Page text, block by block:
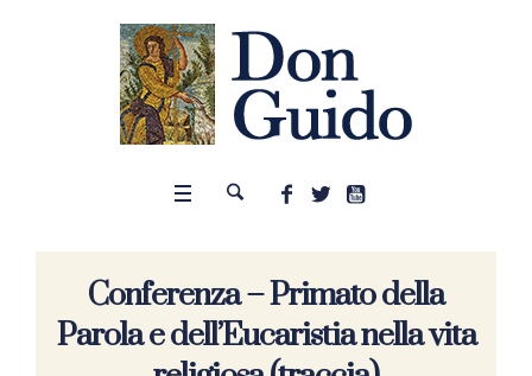
Conferenza – Primato della
Parola e dell’Eucaristia nella vita